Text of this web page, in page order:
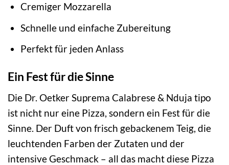
Cremiger Mozzarella
Schnelle und einfache Zubereitung
Perfekt für jeden Anlass
Ein Fest für die Sinne
Die Dr. Oetker Suprema Calabrese & Nduja tipo
ist nicht nur eine Pizza, sondern ein Fest für die
Sinne. Der Duft von frisch gebackenem Teig, die
leuchtenden Farben der Zutaten und der
intensive Geschmack – all das macht diese Pizza